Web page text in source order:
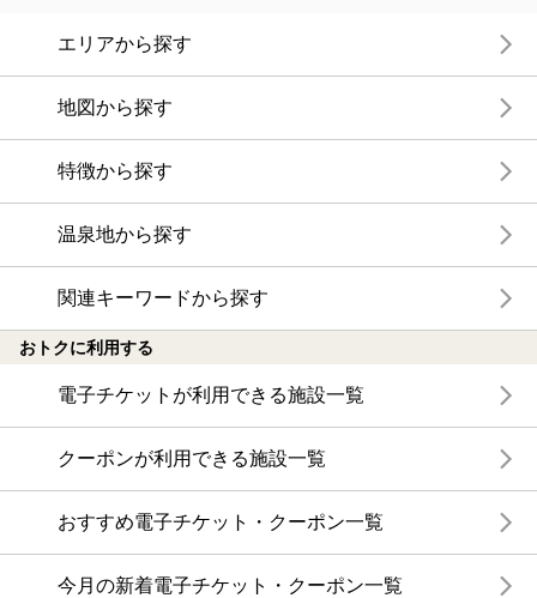
エリアから探す
地図から探す
特徴から探す
温泉地から探す
関連キーワードから探す
おトクに利用する
電子チケットが利用できる施設一覧
クーポンが利用できる施設一覧
おすすめ電子チケット・クーポン一覧
今月の新着電子チケット・クーポン一覧